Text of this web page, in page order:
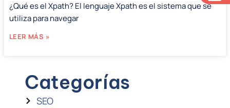
¿Qué es el Xpath? El lenguaje Xpath es el sistema que se
utiliza para navegar
LEER MÁS »
Categorías
SEO